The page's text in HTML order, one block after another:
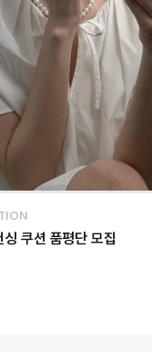
쿠션 품평단 모집